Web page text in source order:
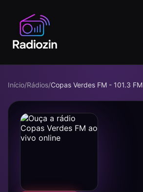
Início/Rádios/Copas Verdes FM - 101.3 FM